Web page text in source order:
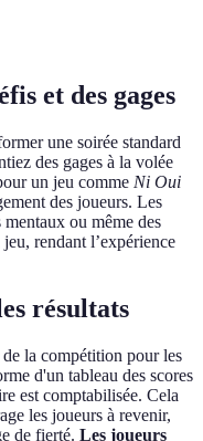
et des gages
une soirée standard
des gages à la volée
un jeu comme Ni Oui
des joueurs. Les
ou même des
rendant l’expérience
résultats
la compétition pour les
d'un tableau des scores
est comptabilisée. Cela
les joueurs à revenir,
de fierté. Les joueurs